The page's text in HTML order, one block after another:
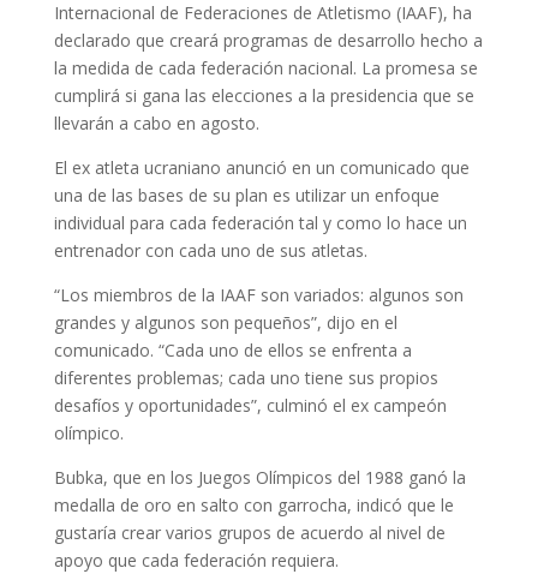
Internacional de Federaciones de Atletismo (IAAF), ha
declarado que creará programas de desarrollo hecho a
la medida de cada federación nacional. La promesa se
cumplirá si gana las elecciones a la presidencia que se
llevarán a cabo en agosto.
El ex atleta ucraniano anunció en un comunicado que
una de las bases de su plan es utilizar un enfoque
individual para cada federación tal y como lo hace un
entrenador con cada uno de sus atletas.
“Los miembros de la IAAF son variados: algunos son
grandes y algunos son pequeños”, dijo en el
comunicado. “Cada uno de ellos se enfrenta a
diferentes problemas; cada uno tiene sus propios
desafíos y oportunidades”, culminó el ex campeón
olímpico.
Bubka, que en los Juegos Olímpicos del 1988 ganó la
medalla de oro en salto con garrocha, indicó que le
gustaría crearvarios grupos de acuerdo al nivel de
apoyo que cada federación requiera.